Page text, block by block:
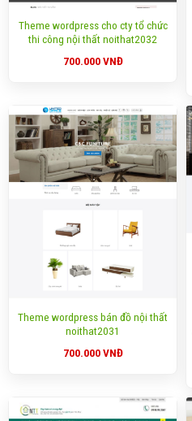
Theme wordpress cho cty tổ chức
thi công nội thất noithat2032
700.000VNĐ
Theme wordpress bán đồ nội thất
noithat2031
700.000VNĐ